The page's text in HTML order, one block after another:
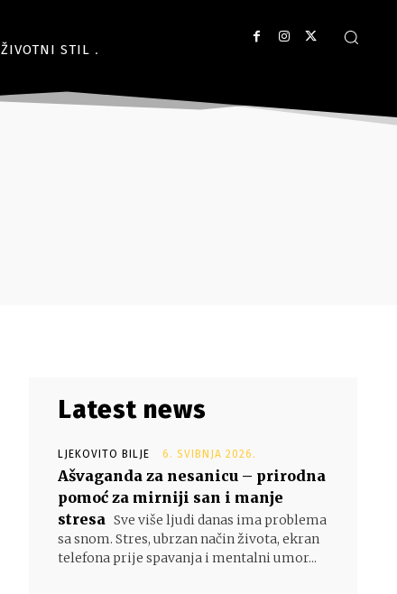
ŽIVOTNI STIL
Latest news
LJEKOVITO BILJE 6. SVIBNJA 2026.
Ašvaganda za nesanicu – prirodna
pomoć za mirniji san i manje
stresa Sve više ljudi danas ima problema
sa snom. Stres, ubrzan način života, ekran
telefona prije spavanja i mentalni umor...